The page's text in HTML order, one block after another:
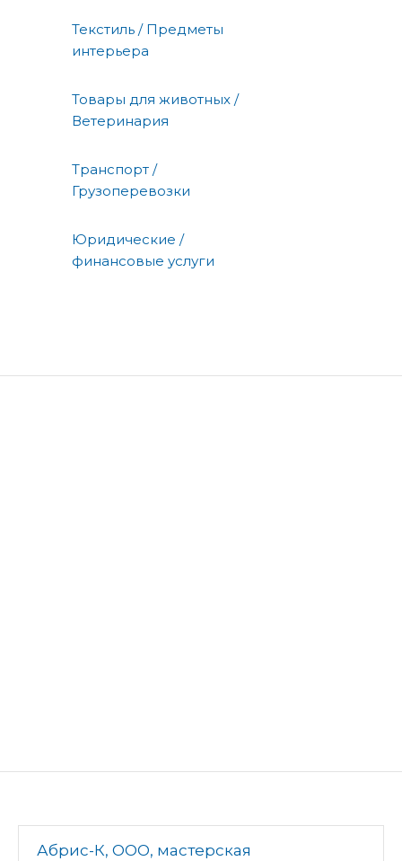
Текстиль / Предметы
интерьера
Товары для животных /
Ветеринария
Транспорт /
Грузоперевозки
Юридические /
финансовые услуги
Абрис-К, ООО, мастерская